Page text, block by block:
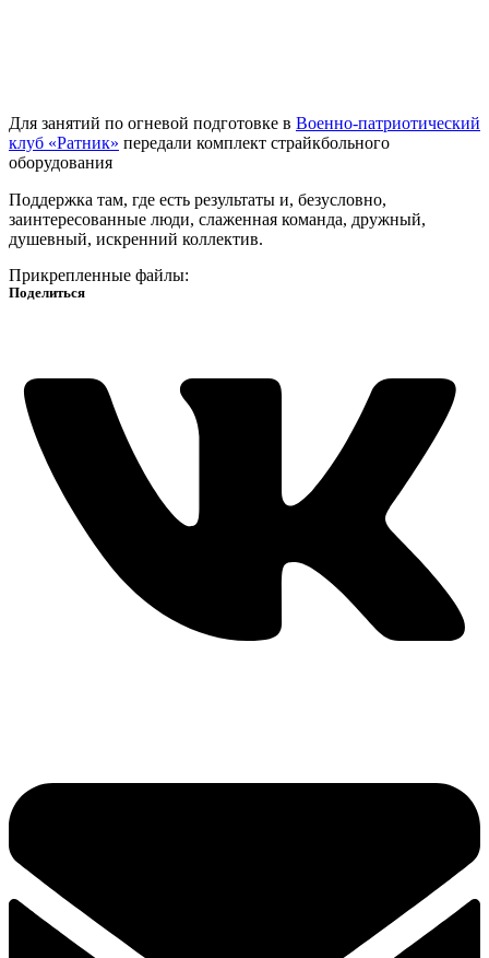
Для занятий по огневой подготовке в Военно-патриотический
клуб «Ратник» передали комплект страйкбольного
оборудования
Поддержка там, где есть результаты и, безусловно,
заинтересованные люди, слаженная команда, дружный,
душевный, искренний коллектив.
Прикрепленные файлы:
Поделиться